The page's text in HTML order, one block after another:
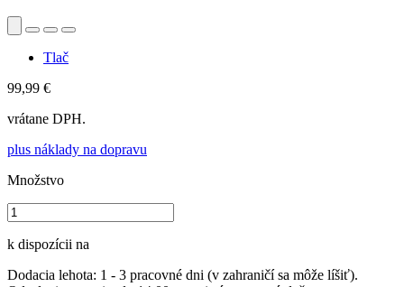
Tlač
99,99 €
vrátane DPH.
plus náklady na dopravu
Množstvo
k dispozícii na
Dodacia lehota: 1 - 3 pracovné dni (v zahraničí sa môže líšiť).